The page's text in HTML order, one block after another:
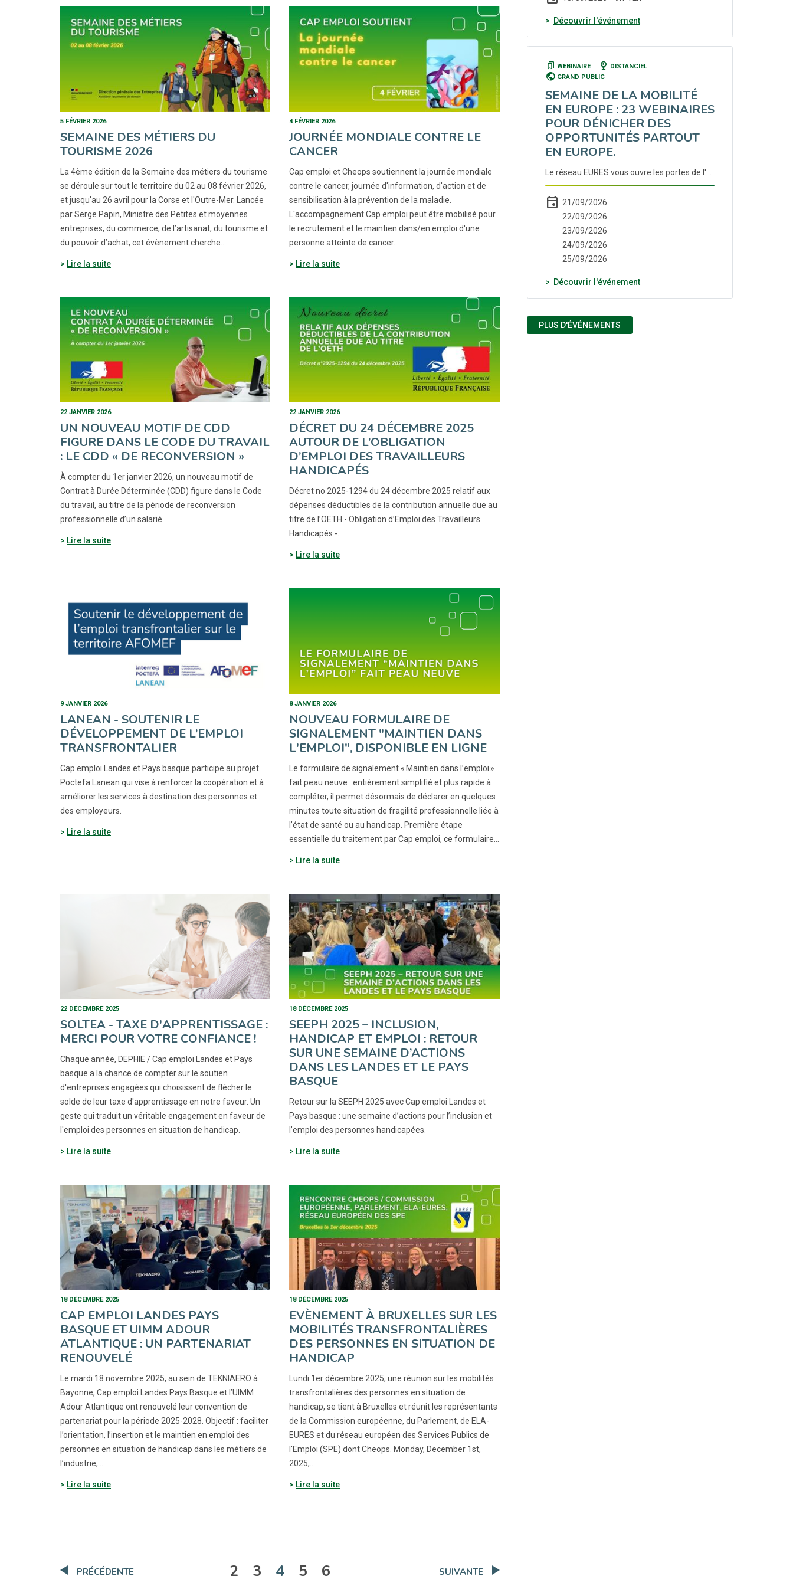
5 FÉVRIER 2026
SEMAINE DES MÉTIERS DU
TOURISME 2026
La 4ème édition de la Semaine des métiers du tourisme
se déroule sur tout le territoire du 02 au 08 février 2026,
et jusqu'au 26 avril pour la Corse et l'Outre-Mer. Lancée
par Serge Papin, Ministre des Petites et moyennes
entreprises, du commerce, de l’artisanat, du tourisme et
du pouvoir d’achat, cet évènement cherche…
Lire la suite
4 FÉVRIER 2026
JOURNÉE MONDIALE CONTRE LE
CANCER
Cap emploi et Cheops soutiennent la journée mondiale
contre le cancer, journée d'information, d'action et de
sensibilisation à la prévention de la maladie.
L'accompagnement Cap emploi peut être mobilisé pour
le recrutement et le maintien dans/en emploi d'une
personne atteinte de cancer.
Lire la suite
22 JANVIER 2026
UN NOUVEAU MOTIF DE CDD
FIGURE DANS LE CODE DU TRAVAIL
: LE CDD « DE RECONVERSION »
À compter du 1er janvier 2026, un nouveau motif de
Contrat à Durée Déterminée (CDD) figure dans le Code
du travail, au titre de la période de reconversion
professionnelle d’un salarié.
Lire la suite
22 JANVIER 2026
DÉCRET DU 24 DÉCEMBRE 2025
AUTOUR DE L’OBLIGATION
D’EMPLOI DES TRAVAILLEURS
HANDICAPÉS
Décret no 2025-1294 du 24 décembre 2025 relatif aux
dépenses déductibles de la contribution annuelle due au
titre de l’OETH - Obligation d’Emploi des Travailleurs
Handicapés -.
Lire la suite
9 JANVIER 2026
LANEAN - SOUTENIR LE
DÉVELOPPEMENT DE L’EMPLOI
TRANSFRONTALIER
Cap emploi Landes et Pays basque participe au projet
Poctefa Lanean qui vise à renforcer la coopération et à
améliorer les services à destination des personnes et
des employeurs.
Lire la suite
8 JANVIER 2026
NOUVEAU FORMULAIRE DE
SIGNALEMENT "MAINTIEN DANS
L'EMPLOI", DISPONIBLE EN LIGNE
Le formulaire de signalement « Maintien dans l’emploi »
fait peau neuve : entièrement simplifié et plus rapide à
compléter, il permet désormais de déclarer en quelques
minutes toute situation de fragilité professionnelle liée à
l’état de santé ou au handicap. Première étape
essentielle du traitement par Cap emploi, ce formulaire…
Lire la suite
22 DÉCEMBRE 2025
SOLTEA - TAXE D'APPRENTISSAGE :
MERCI POUR VOTRE CONFIANCE !
Chaque année, DEPHIE / Cap emploi Landes et Pays
basque a la chance de compter sur le soutien
d'entreprises engagées qui choisissent de flécher le
solde de leur taxe d'apprentissage en notre faveur. Un
geste qui traduit un véritable engagement en faveur de
l'emploi des personnes en situation de handicap.
Lire la suite
18 DÉCEMBRE 2025
SEEPH 2025 – INCLUSION,
HANDICAP ET EMPLOI : RETOUR
SUR UNE SEMAINE D’ACTIONS
DANS LES LANDES ET LE PAYS
BASQUE
Retour sur la SEEPH 2025 avec Cap emploi Landes et
Pays basque : une semaine d’actions pour l’inclusion et
l’emploi des personnes handicapées.
Lire la suite
18 DÉCEMBRE 2025
CAP EMPLOI LANDES PAYS
BASQUE ET UIMM ADOUR
ATLANTIQUE : UN PARTENARIAT
RENOUVELÉ
Le mardi 18 novembre 2025, au sein de TEKNIAERO à
Bayonne, Cap emploi Landes Pays Basque et l’UIMM
Adour Atlantique ont renouvelé leur convention de
partenariat pour la période 2025-2028. Objectif : faciliter
l’orientation, l’insertion et le maintien en emploi des
personnes en situation de handicap dans les métiers de
l’industrie,…
Lire la suite
18 DÉCEMBRE 2025
EVÈNEMENT À BRUXELLES SUR LES
MOBILITÉS TRANSFRONTALIÈRES
DES PERSONNES EN SITUATION DE
HANDICAP
Lundi 1er décembre 2025, une réunion sur les mobilités
transfrontalières des personnes en situation de
handicap, se tient à Bruxelles et réunit les représentants
de la Commission européenne, du Parlement, de ELA-
EURES et du réseau européen des Services Publics de
l'Emploi (SPE) dont Cheops. Monday, December 1st,
2025,…
Lire la suite
PRÉCÉDENTE 2 3 4(actuelle)
5 6 SUIVANTE
Découvrir l'événement(nouvelle fenêtre)
bookmarks WEBINAIRE nest_cam_indoor DISTANCIEL
public GRAND PUBLIC
SEMAINE DE LA MOBILITÉ
EN EUROPE : 23 WEBINAIRES
POUR DÉNICHER DES
OPPORTUNITÉS PARTOUT
EN EUROPE.
event 21/09/2026
22/09/2026
23/09/2026
24/09/2026
25/09/2026
Découvrir l'événement(nouvelle fenêtre)
PLUS D'ÉVÉNEMENTS